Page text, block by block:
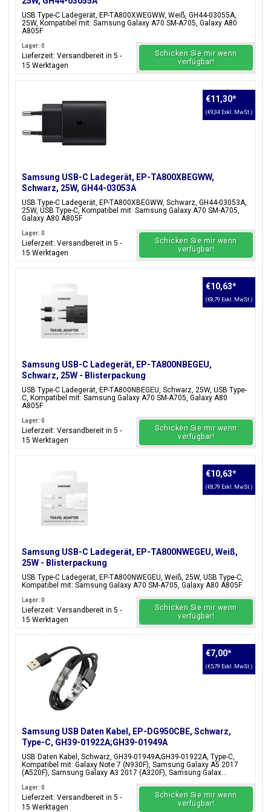
USB Type-C Ladegerät, EP-TA800XWEGWW, Weiß, GH44-03055A,
25W, Kompatibel mit: Samsung Galaxy A70 SM-A705, Galaxy A80
A805F
Lager: 0
Lieferzeit: Versandbereit in 5 -
15 Werktagen
Schicken Sie mir wenn
verfügbar!
Samsung USB-C Ladegerät, EP-TA800XBEGWW,
Schwarz, 25W, GH44-03053A
USB Type-C Ladegerät, EP-TA800XBEGWW, Schwarz, GH44-03053A,
25W, USB Type-C, Kompatibel mit: Samsung Galaxy A70 SM-A705,
Galaxy A80 A805F
€11,30*
(€9,34 Exkl. MwSt.)
Lager: 0
Lieferzeit: Versandbereit in 5 -
15 Werktagen
Schicken Sie mir wenn
verfügbar!
Samsung USB-C Ladegerät, EP-TA800NBEGEU,
Schwarz, 25W - Blisterpackung
USB Type-C Ladegerät, EP-TA800NBEGEU, Schwarz, 25W, USB Type-
C, Kompatibel mit: Samsung Galaxy A70 SM-A705, Galaxy A80
A805F
€10,63*
(€8,79 Exkl. MwSt.)
Lager: 0
Lieferzeit: Versandbereit in 5 -
15 Werktagen
Schicken Sie mir wenn
verfügbar!
Samsung USB-C Ladegerät, EP-TA800NWEGEU, Weiß,
25W - Blisterpackung
USB Type-C Ladegerät, EP-TA800NWEGEU, Weiß, 25W, USB Type-C,
Kompatibel mit: Samsung Galaxy A70 SM-A705, Galaxy A80 A805F
€10,63*
(€8,79 Exkl. MwSt.)
Lager: 0
Lieferzeit: Versandbereit in 5 -
15 Werktagen
Schicken Sie mir wenn
verfügbar!
Samsung USB Daten Kabel, EP-DG950CBE, Schwarz,
Type-C, GH39-01922A;GH39-01949A
USB Daten Kabel, Schwarz, GH39-01949A;GH39-01922A, Type-C,
Kompatibel mit: Galaxy Note 7 (N930F), Samsung Galaxy A5 2017
(A520F), Samsung Galaxy A3 2017 (A320F), Samsung Galax...
€7,00*
(€5,79 Exkl. MwSt.)
Lager: 0
Lieferzeit: Versandbereit in 5 -
15 Werktagen
Schicken Sie mir wenn
verfügbar!